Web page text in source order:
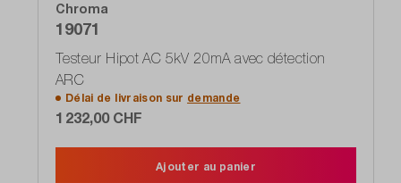
Chroma
19071
Testeur Hipot AC 5kV 20mA avec détection
ARC
Délai de livraison sur demande
1 232,00 CHF
Ajouter au panier